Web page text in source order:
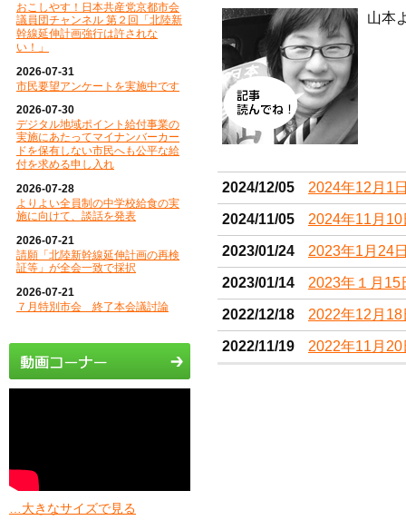
おこしやす！日本共産党京都市会
議員団チャンネル 第２回「北陸新
幹線延伸計画強行は許されな
い！」
2026-07-31
市民要望アンケートを実施中です
2026-07-30
デジタル地域ポイント給付事業の
実施にあたってマイナンバーカー
ドを保有しない市民へも公平な給
付を求める申し入れ
2026-07-28
よりよい全員制の中学校給食の実
施に向けて、談話を発表
2026-07-21
請願「北陸新幹線延伸計画の再検
証等」が全会一致で採択
2026-07-21
７月特別市会 終了本会議討論
…大きなサイズで見る
山本
2024/12/05 2024年12月1
2024/11/05 2024年11月
2023/01/24 2023年1月24
2023/01/14 2023年１月15
2022/12/18 2022年12月
2022/11/19 2022年11月